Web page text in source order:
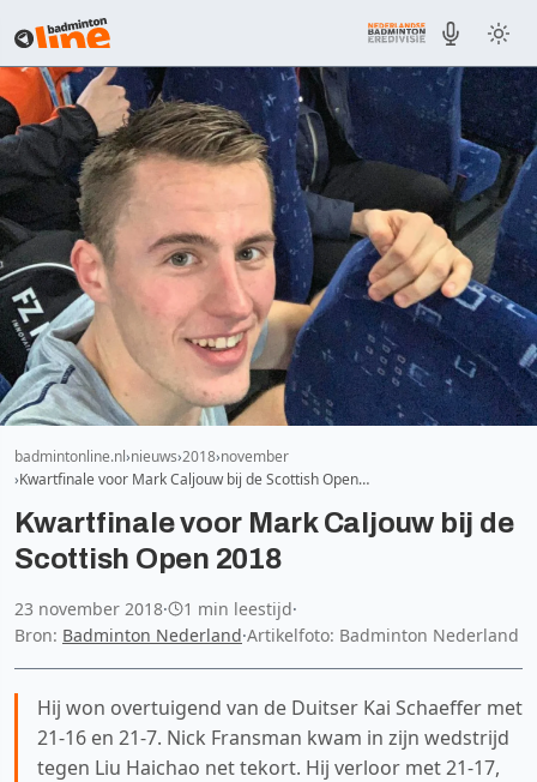
badmintonline.nl nieuws 2018 november
Kwartfinale voor Mark Caljouw bij de Scottish Open…
Kwartfinale voor Mark Caljouw bij de
Scottish Open 2018
23 november 2018· 1 min leestijd·
Bron: Badminton Nederland·Artikelfoto: Badminton Nederland
Hij won overtuigend van de Duitser Kai Schaeffer met
21-16 en 21-7. Nick Fransman kwam in zijn wedstrijd
tegen Liu Haichao net tekort. Hij verloor met 21-17,